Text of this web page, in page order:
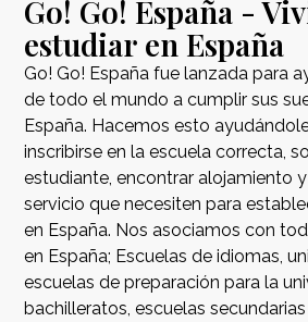
Go! Go! España -
estudiar en España
Go! Go! España fue lanzada para
de todo el mundo a cumplir sus
España. Hacemos esto
inscribirse en la escuela correcta,
estudiante, encontrar alojamiento
servicio que necesiten para
en España. Nos asociamos con
en España; Escuelas de idiomas,
escuelas de preparación para la
bachilleratos, escuelas